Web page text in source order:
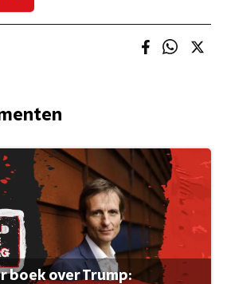
boek over Trump: